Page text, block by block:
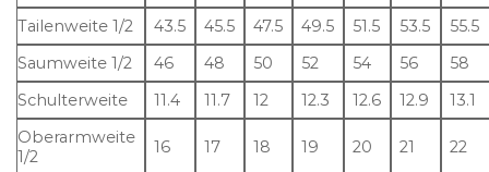
Tailenweite 1/2
43.5 45.5 47.5 49.5 51.5 53.5
55.5
Saumweite 1/2
46 48 50 52 54 56
58
Schulterweite
11.4 11.7 12 12.3 12.6 12.9
13.1
Oberarmweite
1/2
16 17 18 19 20 21 22